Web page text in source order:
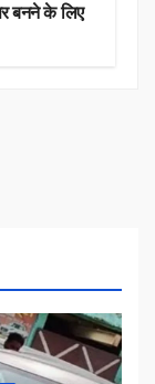
बनने के लिए